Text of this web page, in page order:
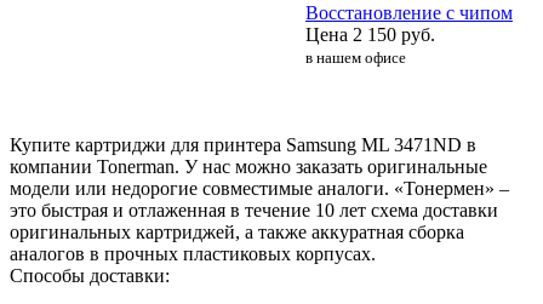
Восстановление с чипом
Цена 2 150 руб.
в нашем офисе
Купите картриджи для принтера Samsung ML 3471ND в
компании Tonerman. У нас можно заказать оригинальные
модели или недорогие совместимые аналоги. «Тонермен» –
это быстрая и отлаженная в течение 10 лет схема доставки
оригинальных картриджей, а также аккуратная сборка
аналогов в прочных пластиковых корпусах.
Способы доставки: